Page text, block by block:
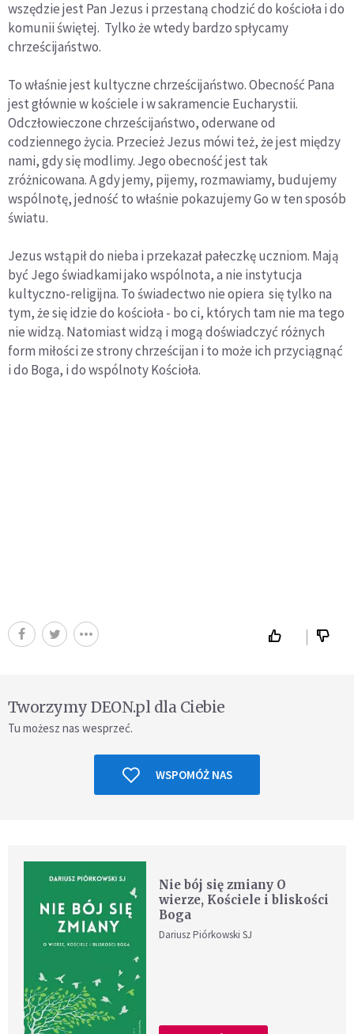
wszędzie jest Pan Jezus i przestaną chodzić do kościoła i do
komunii świętej. Tylko że wtedy bardzo spłycamy
chrześcijaństwo.
To właśnie jest kultyczne chrześcijaństwo. Obecność Pana
jest głównie w kościele i w sakramencie Eucharystii.
Odczłowieczone chrześcijaństwo, oderwane od
codziennego życia. Przecież Jezus mówi też, że jest między
nami, gdy się modlimy. Jego obecność jest tak
zróżnicowana. A gdy jemy, pijemy, rozmawiamy, budujemy
wspólnotę, jedność to właśnie pokazujemy Go w ten sposób
światu.
Jezus wstąpił do nieba i przekazał pałeczkę uczniom. Mają
być Jego świadkami jako wspólnota, a nie instytucja
kultyczno-religijna. To świadectwo nie opiera się tylko na
tym, że się idzie do kościoła - bo ci, których tam nie ma tego
nie widzą. Natomiast widzą i mogą doświadczyć różnych
form miłości ze strony chrześcijan i to może ich przyciągnąć
i do Boga, i do wspólnoty Kościoła.
Tworzymy DEON.pl dla Ciebie
Tu możesz nas wesprzeć.
WSPOMÓŻ NAS
Nie bój się zmiany O
wierze, Kościele i bliskości
Boga
Dariusz Piórkowski SJ